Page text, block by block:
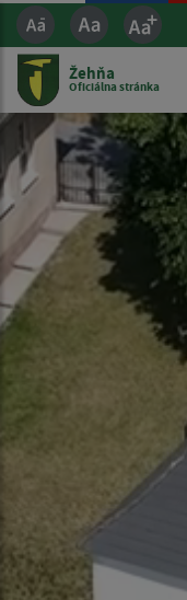
Žehňa
Oficiálna stránka